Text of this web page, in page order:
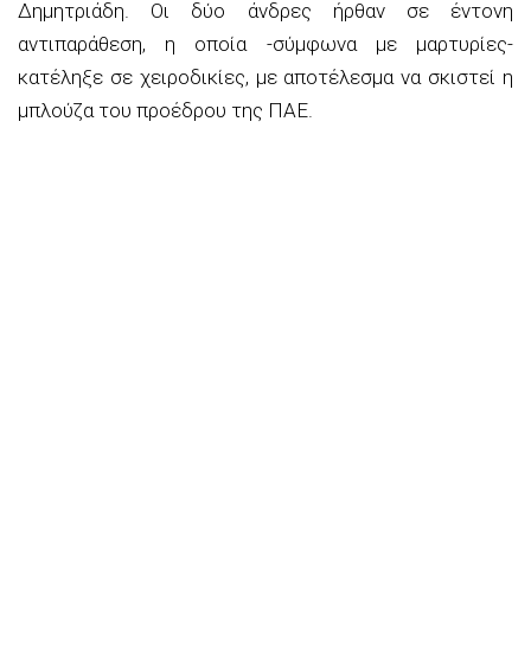
Δημητριάδη. Οι δύο άνδρες ήρθαν σε έντονη
αντιπαράθεση, η οποία -σύμφωνα με μαρτυρίες-
κατέληξε σε χειροδικίες, με αποτέλεσμα να σκιστεί η
μπλούζα του προέδρου της ΠΑΕ.